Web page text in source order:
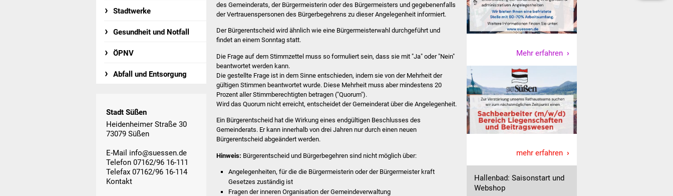
Stadtwerke
Gesundheit und Notfall
ÖPNV
Abfall und Entsorgung
Stadt Süßen
Heidenheimer Straße 30
73079 Süßen
E-Mail info@suessen.de
Telefon 07162/96 16-111
Telefax 07162/96 16-114
Kontakt
des Gemeinderats, der Bürgermeisterin oder des Bürgermeisters und gegebenenfalls
der Vertrauenspersonen des Bürgerbegehrens zu dieser Angelegenheit informiert.
Der Bürgerentscheid wird ähnlich wie eine Bürgermeisterwahl durchgeführt und
findet an einem Sonntag statt.
Die Frage auf dem Stimmzettel muss so formuliert sein, dass sie mit "Ja" oder "Nein"
beantwortet werden kann.
Die gestellte Frage ist in dem Sinne entschieden, indem sie von der Mehrheit der
gültigen Stimmen beantwortet wurde. Diese Mehrheit muss aber mindestens 20
Prozent aller Stimmberechtigten betragen ("Quorum").
Wird das Quorum nicht erreicht, entscheidet der Gemeinderat über die Angelegenheit.
Ein Bürgerentscheid hat die Wirkung eines endgültigen Beschlusses des
Gemeinderats. Er kann innerhalb von drei Jahren nur durch einen neuen
Bürgerentscheid abgeändert werden.
Hinweis: Bürgerentscheid und Bürgerbegehren sind nicht möglich über:
Angelegenheiten, für die die Bürgermeisterin oder der Bürgermeister kraft
Gesetzes zuständig ist
Fragen der inneren Organisation der Gemeindeverwaltung
Mehr erfahren
mehr erfahren
Hallenbad: Saisonstart und
Webshop